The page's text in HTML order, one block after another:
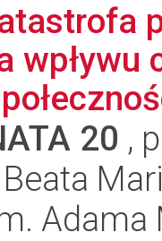
wpływu
20 ,